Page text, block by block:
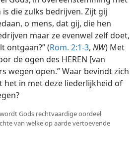
die zulks bedrijven. Zijt gij
o mens, dat gij, die hen
maar ze evenwel zelf doet,
ontgaan?” (Rom. 2:1-3, NW) Met
de ogen des HEREN [van
wegen open.” Waar bevindt zich
in met deze liederlijkheid of
Gods rechtvaardige oordeel
van welke op aarde vertoevende